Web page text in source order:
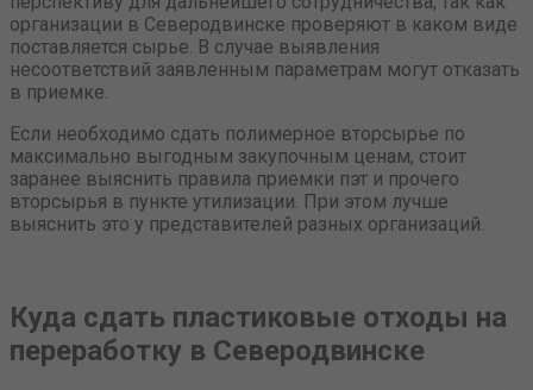
организации в Северодвинске проверяют в каком виде
поставляется сырье. В случае выявления
несоответствий заявленным параметрам могут отказать
в приемке.
Если необходимо сдать полимерное вторсырье по
максимально выгодным закупочным ценам, стоит
заранее выяснить правила приемки пэт и прочего
вторсырья в пункте утилизации. При этом лучше
выяснить это у представителей разных организаций.
Куда сдать пластиковые отходы на
переработку в Северодвинске